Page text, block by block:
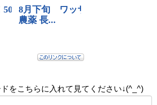
をこちらに入れて見てください↓(^_^)